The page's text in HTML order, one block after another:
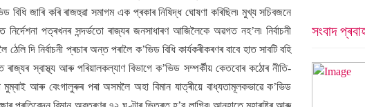
জাৰি কৰি ৰাজহুৱা সমাগম এক প্ৰকাৰ নিষিদ্ধ ঘোষণা কৰিছিল৷ মুখ্য সচিবজনে
পত্ৰখনৰ সন্দৰ্ভতো ৰাজ্যৰ জনসাধাৰণ আজিলৈকে অৱগত নহ’ল৷ নিৰ্বাচনী
দি নিৰ্বাচনী প্ৰচাৰ অন্ত পৰালৈ ক’ভিড বিধি কাৰ্যকৰীকৰণৰ বাবে হাত সাবটি বহি
ৰাজ্যৰ স্বাস্থ্য আৰু পৰিয়ালকল্যাণ বিভাগে ক’ভিড সম্পৰ্কীয় কেতবোৰ কঠোৰ নীতি-
মুম্বাই আৰু বেংগালুৰুৰ পৰা অসমলৈ অহা বিমান যাত্ৰীয়ে বাধ্যতামূলকভাৱে ক’ভিড
সংবাদ